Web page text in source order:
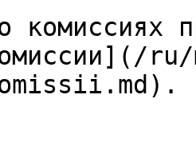
комиссиях